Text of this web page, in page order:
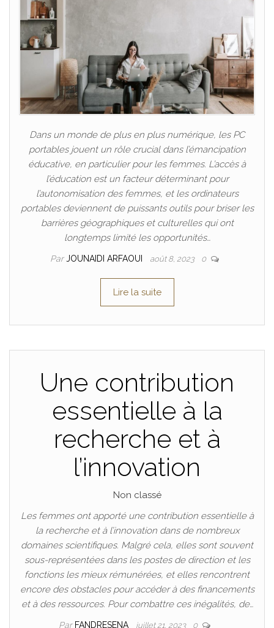
Dans un monde de plus en plus numérique, les PC
portables jouent un rôle crucial dans l’émancipation
éducative, en particulier pour les femmes. L’accès à
l’éducation est un facteur déterminant pour
l’autonomisation des femmes, et les ordinateurs
portables deviennent de puissants outils pour briser les
barrières géographiques et culturelles qui ont
longtemps limité les opportunités…
ParJOUNAIDI ARFAOUI août 8, 2023 0
Lire la suite
Une contribution
essentielle à la
recherche et à
l’innovation
Non classé
Les femmes ont apporté une contribution essentielle à
la recherche et à l’innovation dans de nombreux
domaines scientifiques. Malgré cela, elles sont souvent
sous-représentées dans les postes de direction et les
fonctions les mieux rémunérées, et elles rencontrent
encore des obstacles pour accéder à des financements
et à des ressources. Pour combattre ces inégalités, de…
Par FANDRESENA juillet 21, 2023 0